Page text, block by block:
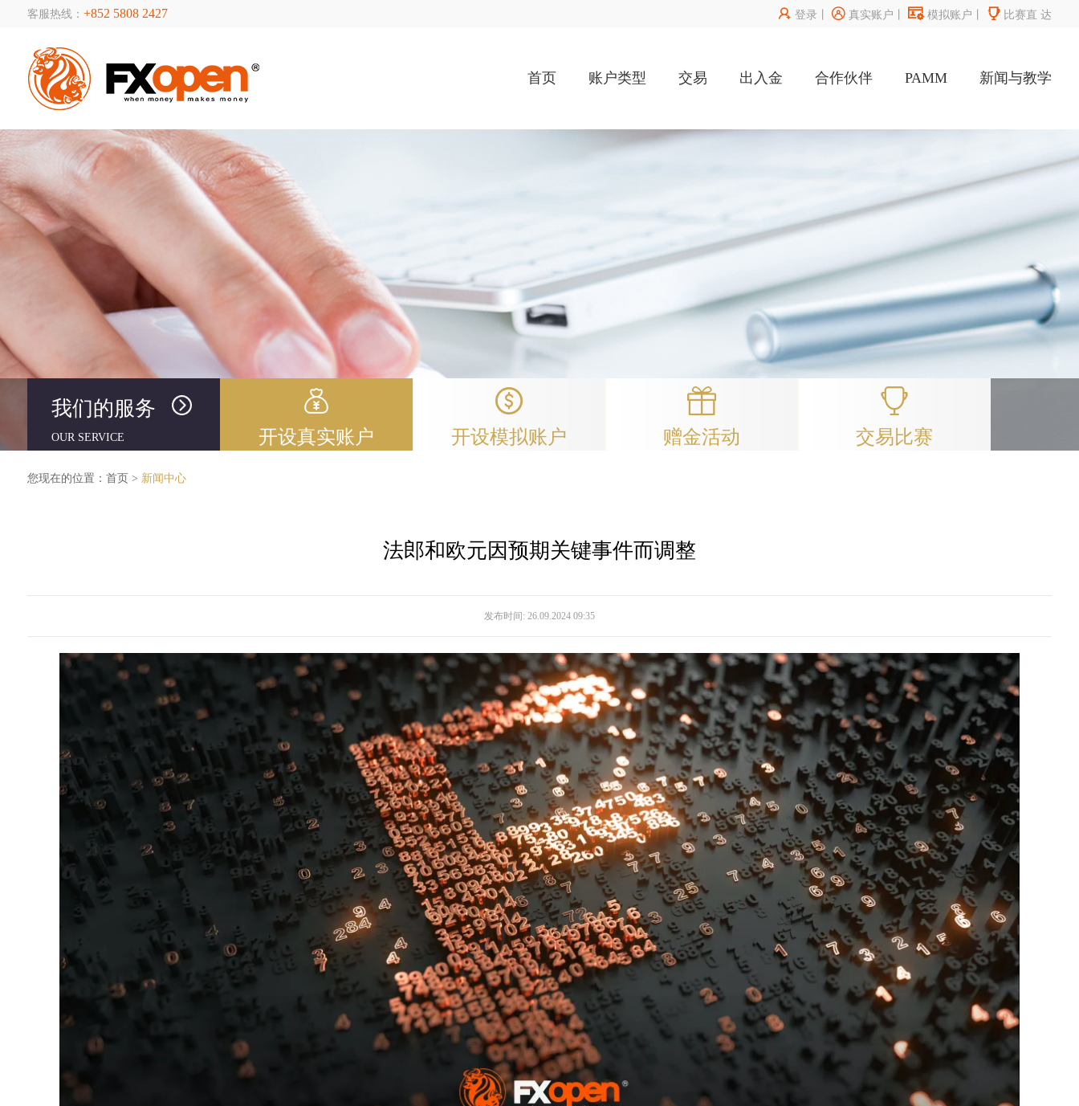
客服热线： +852 5808 2427  登录 丨 真实账户  模拟账户  比赛直 达
首页 账户类型 交易 出入金 合作伙伴 PAMM 新闻与教学
我们的服务
OUR SERVICE 开设真实账户 开设模拟账户 赠金活动 交易比赛
您现在的位置： 首页 > 新闻中心
法郎和欧元因预期关键事件而调整
发布时间: 26.09.2024 09:35